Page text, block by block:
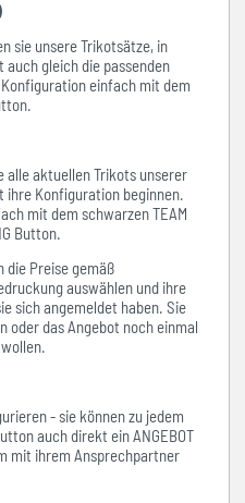
sie unsere Trikotsätze, in
auch gleich die passenden
einfach mit dem
alle aktuellen Trikots unserer
ihre Konfiguration beginnen.
mit dem schwarzen TEAM
Button.
die Preise gemäß
auswählen und ihre
sich angemeldet haben. Sie
oder das Angebot noch einmal
- sie können zu jedem
auch direkt ein ANGEBOT
mit ihrem Ansprechpartner